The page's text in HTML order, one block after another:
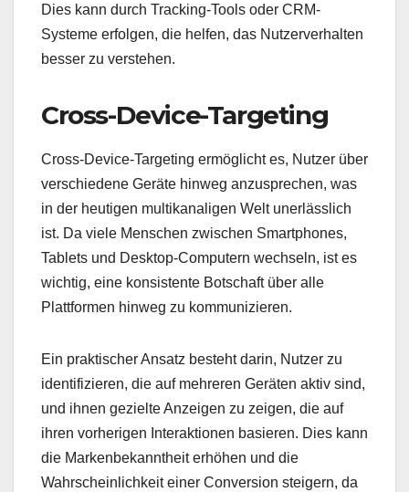
Dies kann durch Tracking-Tools oder CRM-
Systeme erfolgen, die helfen, das Nutzerverhalten
besser zu verstehen.
Cross-Device-Targeting
Cross-Device-Targeting ermöglicht es, Nutzer über
verschiedene Geräte hinweg anzusprechen, was
in der heutigen multikanaligen Welt unerlässlich
ist. Da viele Menschen zwischen Smartphones,
Tablets und Desktop-Computern wechseln, ist es
wichtig, eine konsistente Botschaft über alle
Plattformen hinweg zu kommunizieren.
Ein praktischer Ansatz besteht darin, Nutzer zu
identifizieren, die auf mehreren Geräten aktiv sind,
und ihnen gezielte Anzeigen zu zeigen, die auf
ihren vorherigen Interaktionen basieren. Dies kann
die Markenbekanntheit erhöhen und die
Wahrscheinlichkeit einer Conversion steigern, da